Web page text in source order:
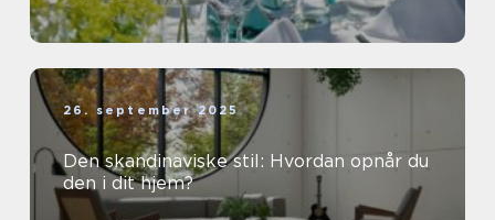
26. september 2025
Den skandinaviske stil: Hvordan opnår du
den i dit hjem?